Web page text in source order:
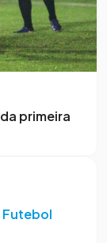
primeira
Futebol